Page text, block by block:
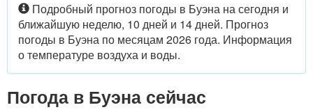
Подробный прогноз погоды в Буэна на сегодня и
ближайшую неделю, 10 дней и 14 дней. Прогноз
погоды в Буэна по месяцам 2026 года. Информация
о температуре воздуха и воды.
Погода в Буэна сейчас